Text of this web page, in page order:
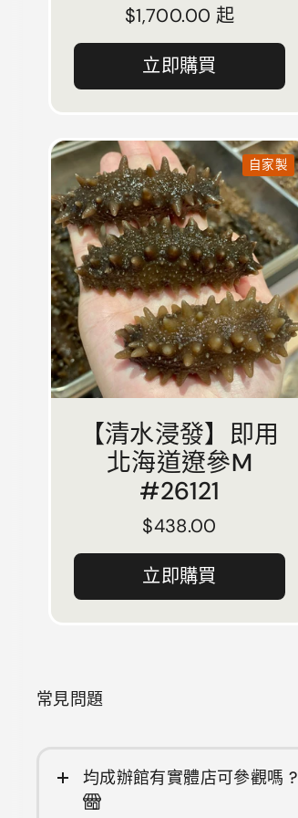
正常價格
$1,700.00 起
立即購買
【清水浸發】即用
北海道遼參M
#26121
正常價格
$438.00
立即購買
自家製
常見問題
均成辦館有實體店可參觀嗎 ?